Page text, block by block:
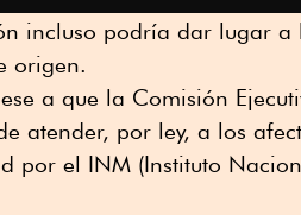
incluso podría dar lugar
origen.
a que la Comisión
atender, por ley, a los
por el INM (Instituto